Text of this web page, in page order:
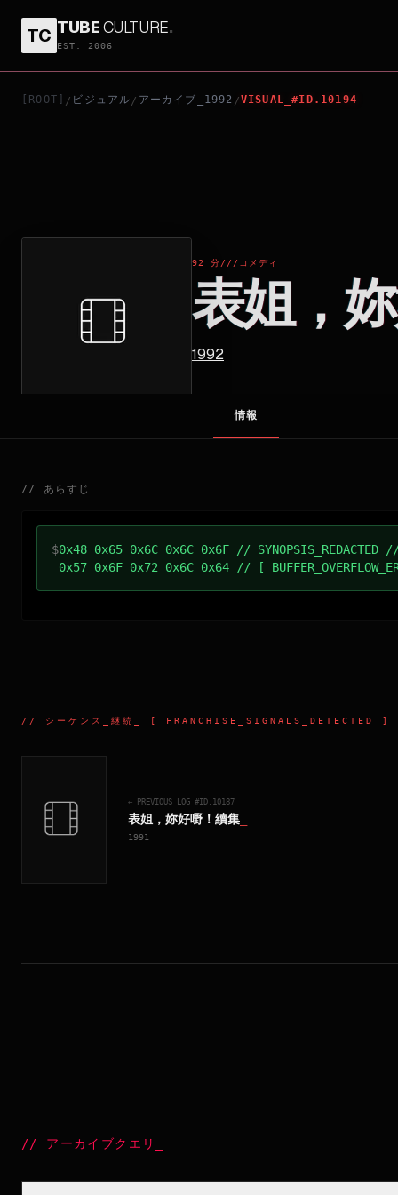
TC TUBECULTURE.
EST. 2006
[ROOT] / ビジュアル / アーカイブ_1992 /VISUAL_#ID.10194
92 分/// コメディ
表姐，
1992
表姐，妳好嘢！3之大人駕到
情報
// あらすじ
$0x48 0x65 0x6C 0x6C 0x6F // SYNOPSIS_REDACTED
0x57 0x6F 0x72 0x6C 0x64 // [
// シーケンス_継続 _ [ FRANCHISE_SIGNALS_DETECTED ]
← PREVIOUS_LOG_#ID. 10187
表姐，妳好嘢！續集
1991
// アーカイブクエリ